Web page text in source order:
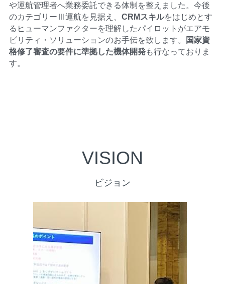
や運航管理者へ業務委託できる体制を整えました。今後
のカテゴリーⅢ運航を見据え、 CRMスキルをはじめとす
るヒューマンファクターを理解したパイロットがエアモ
ビリティ・ソリューションのお手伝を致します。
国家資
格修了審査の要件に準拠した機体開発も行なっておりま
す。
VISION
ビジョン